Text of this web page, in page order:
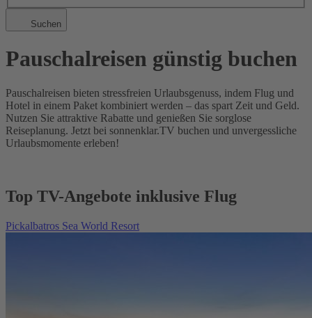
Suchen
Pauschalreisen günstig buchen
Pauschalreisen bieten stressfreien Urlaubsgenuss, indem Flug und
Hotel in einem Paket kombiniert werden – das spart Zeit und Geld.
Nutzen Sie attraktive Rabatte und genießen Sie sorglose
Reiseplanung. Jetzt bei sonnenklar.TV buchen und unvergessliche
Urlaubsmomente erleben!
Top TV-Angebote inklusive Flug
Pickalbatros Sea World Resort